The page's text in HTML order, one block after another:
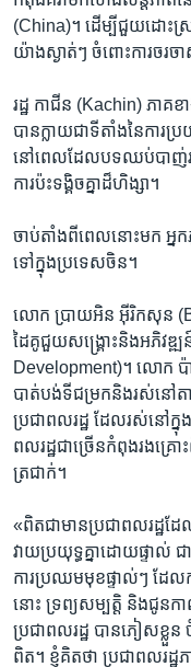
(China)។ ដើម្បី​ជួយ​ដោះស្រ
យ៉ាង​ស្ងាត់ៗ ចំពោះការចរចា​
រដ្ឋ កាជីន (Kachin) ភា
បាន​ក្លាយ​ជា​ទីតាំង​នៃ​ការប្រ
នៅពេល​ដែល​បទឈប់​បាញ់​រ
ការប៉ះទង្គិច​គ្នាដ៏ហិង្សា។
ចាប់តាំង​ពីពេល​នោះមក អ្ន
ទៅ​ក្នុងប្រទេស​ចិន។
លោក ប្រាយអិន អ៊ីរិកសុន
ដៃគូជួយ​សង្រ្គោះ​និង​អភិវឌ្
Development)។ លោក ប៉ា
បាត់​បង់ទីជម្រកនិង​រស់​នៅ​
ប្រជាពលរដ្ឋ​ ​ដែល​រស់នៅ​ក្
ពលរដ្ឋ​ជាច្រើន​កំពុង​រងគ្រោ
ត្រជាក់។
«ពិតជាមាន​ប្រជាពលរដ្ឋដ
វាយ​ប្រយុទ្ធ​គ្នា​ដោយផ្ទា
ការប្រឈមមុខផ្ទាល់​ៗ ដែល
នោះ ទ្រព្យសម្បត្តិ និង​ជូនក
ប្រជាពលរដ្ឋ​ បានភៀសខ្លួន
ពិត។ ខ្ញុំ​គិតថា​ ប្រជាពលរដ្